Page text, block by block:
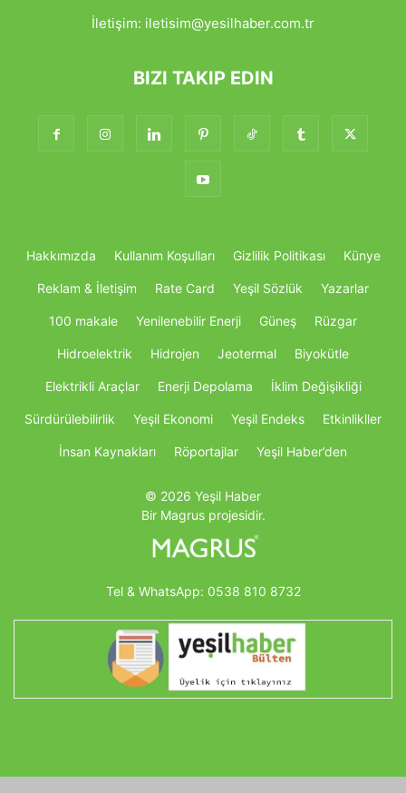
İletişim: iletisim@yesilhaber.com.tr
BIZI TAKIP EDIN
Hakkımızda Kullanım Koşulları Gizlilik Politikası Künye
Reklam & İletişim Rate Card Yeşil Sözlük Yazarlar
100 makale Yenilenebilir Enerji Güneş Rüzgar
Hidroelektrik Hidrojen Jeotermal Biyokütle
Elektrikli Araçlar Enerji Depolama İklim Değişikliği
Sürdürülebilirlik Yeşil Ekonomi Yeşil Endeks Etkinlikller
İnsan Kaynakları Röportajlar Yeşil Haber’den
© 2026 Yeşil Haber
Bir Magrus projesidir.
Tel & WhatsApp: 0538 810 8732